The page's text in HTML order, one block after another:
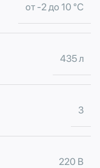
от -2 до 10 °С
435 л
3
220 В